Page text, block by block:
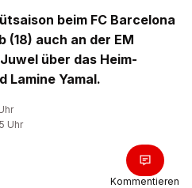
beim FC Barcelona
auch an der EM
über das Heim-
Lamine Yamal.
Uhr
Kommentieren